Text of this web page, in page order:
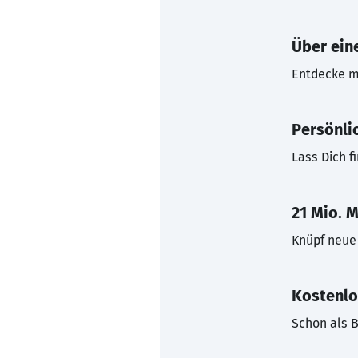
Über
Entdecke
Lass Dich
21 Mio.
Knüpf
Schon als